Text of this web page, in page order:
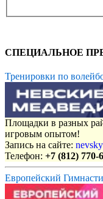
СПЕЦИАЛЬНОЕ
Тренировки по
Площадки в разных
игровым опытом!
Запись на сайте:
Телефон: +7 (812) 770-
Европейский